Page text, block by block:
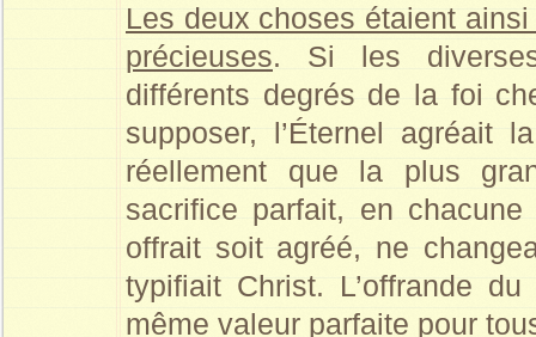
Les deux choses étaient
précieuses. Si les
différents degrés de la foi
supposer, l’Éternel agréait
réellement que la plus
sacrifice parfait, en
offrait soit agréé, ne
typifiait Christ. L’offrande
même valeur parfaite pour